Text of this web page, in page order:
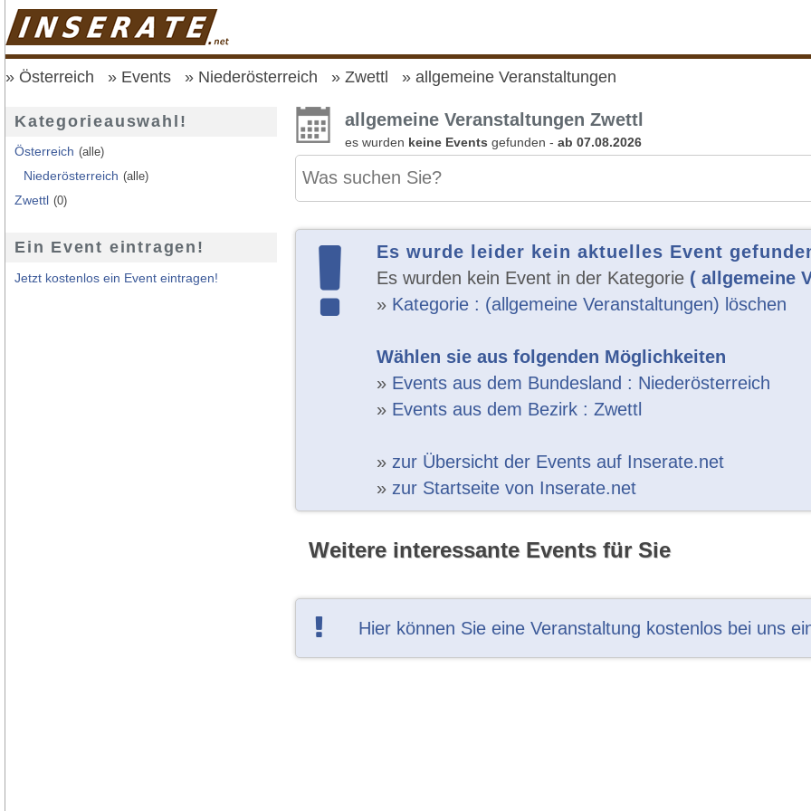
Österreich Events Niederösterreich Zwettl allgemeine Veranstaltungen
allgemeine Veranstaltungen Zwettl
es wurden keine Events gefunden - ab 07.08.2026
Es wurde leider kein aktuelles Event
Es wurden kein Event in der Kategorie ( allgemeine
» Kategorie : (allgemeine Veranstaltungen) löschen
Wählen sie aus folgenden Möglichkeiten
» Events aus dem Bundesland : Niederösterreich
» Events aus dem Bezirk : Zwettl
» zur Übersicht der Events auf Inserate.net
» zur Startseite von Inserate.net
Weitere interessante Events für Sie
Hier können Sie eine Veranstaltung kostenlos bei uns
Kategorieauswahl!
Österreich (alle)
Niederösterreich (alle)
Zwettl (0)
Ein Event eintragen!
Jetzt kostenlos ein Event eintragen!